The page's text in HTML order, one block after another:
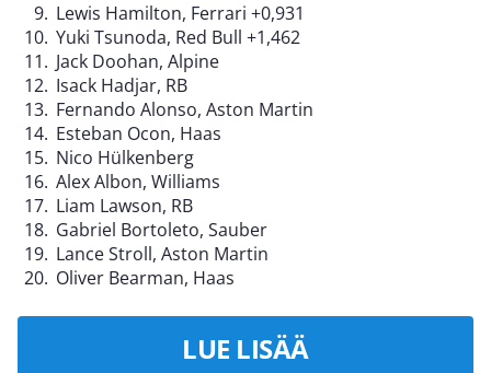
Lewis Hamilton, Ferrari +0,931
Yuki Tsunoda, Red Bull +1,462
Jack Doohan, Alpine
Isack Hadjar, RB
Fernando Alonso, Aston Martin
Esteban Ocon, Haas
Nico Hülkenberg
Alex Albon, Williams
Liam Lawson, RB
Gabriel Bortoleto, Sauber
Lance Stroll, Aston Martin
Oliver Bearman, Haas
LUE LISÄÄ